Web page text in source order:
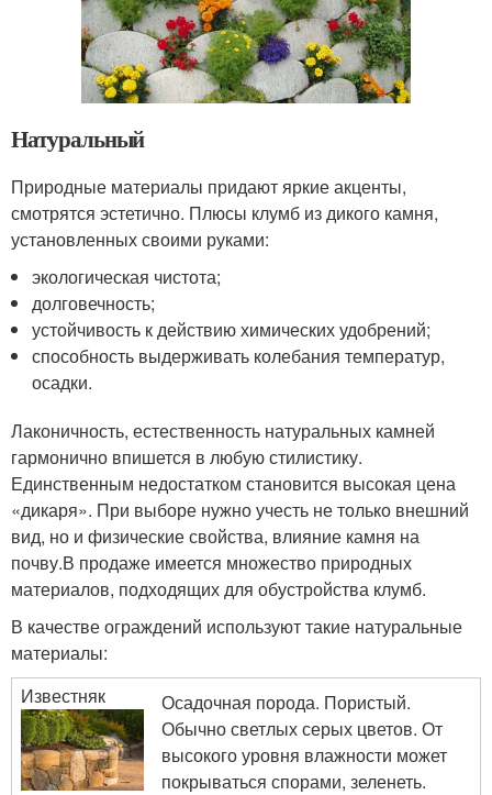
Натуральный
Природные материалы придают яркие акценты,
смотрятся эстетично. Плюсы клумб из дикого камня,
установленных своими руками:
экологическая чистота;
долговечность;
устойчивость к действию химических удобрений;
способность выдерживать колебания температур,
осадки.
Лаконичность, естественность натуральных камней
гармонично впишется в любую стилистику.
Единственным недостатком становится высокая цена
«дикаря». При выборе нужно учесть не только внешний
вид, но и физические свойства, влияние камня на
почву.В продаже имеется множество природных
материалов, подходящих для обустройства клумб.
В качестве ограждений используют такие натуральные
материалы:
Известняк
Осадочная порода. Пористый.
Обычно светлых серых цветов. От
высокого уровня влажности может
покрываться спорами, зеленеть.